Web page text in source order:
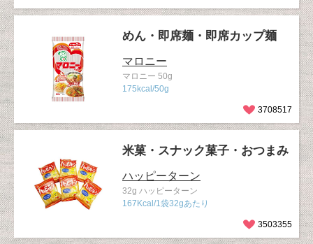
めん・即席麺・即席カップ麺
マロニー
マロニー 50g
175kcal/50g
3708517
米菓・スナック菓子・おつまみ
ハッピーターン
32g ハッピーターン
167Kcal/1袋32gあたり
3503355